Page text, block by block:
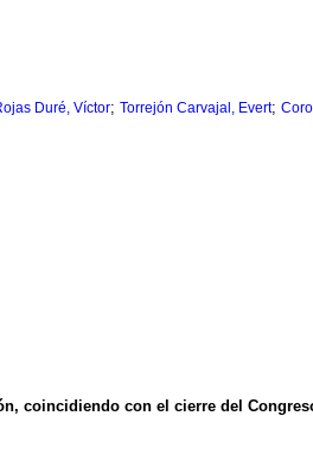
Duré, Víctor; Torrejón Carvajal, Evert;
coincidiendo con el cierre del